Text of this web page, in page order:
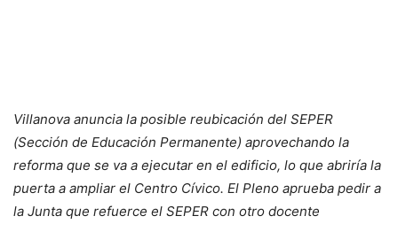
Villanova anuncia la posible reubicación del SEPER
(Sección de Educación Permanente) aprovechando la
reforma que se va a ejecutar en el edificio, lo que abriría la
puerta a ampliar el Centro Cívico. El Pleno aprueba pedir a
la Junta que refuerce el SEPER con otro docente